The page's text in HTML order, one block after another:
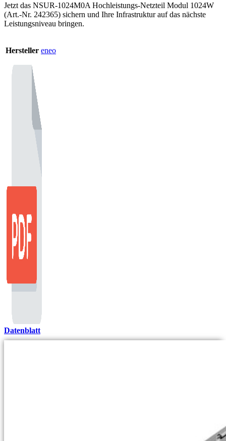
Jetzt das NSUR-1024M0A Hochleistungs-Netzteil Modul 1024W
(Art.-Nr. 242365) sichern und Ihre Infrastruktur auf das nächste
Leistungsniveau bringen.
Hersteller eneo
Datenblatt